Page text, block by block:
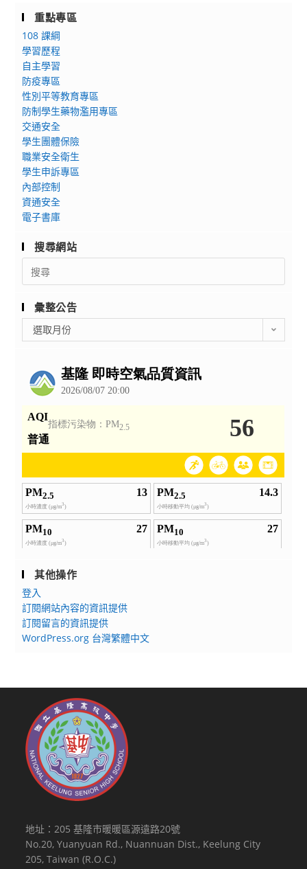
重點專區
108 課綱
學習歷程
自主學習
防疫專區
性別平等教育專區
防制學生藥物濫用專區
交通安全
學生團體保險
職業安全衛生
學生申訴專區
內部控制
資通安全
電子書庫
搜尋網站
Search
for:
彙整公告
整
選取月份
其他操作
登入
訂閱網站內容的資訊提供
訂閱留言的資訊提供
WordPress.org 台灣繁體中文
地址：205 基隆市暖暖區源遠路20號
No.20, Yuanyuan Rd., Nuannuan Dist., Keelung City
205, Taiwan (R.O.C.)